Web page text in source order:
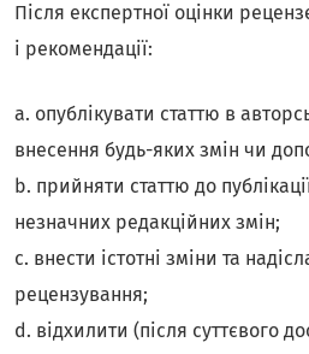
Після експертної оцінки
і рекомендації:
a. опублікувати статтю в
внесення будь-яких змін чи
b. прийняти статтю до
незначних редакційних змін;
c. внести істотні зміни та
рецензування;
d. відхилити (після суттєвого